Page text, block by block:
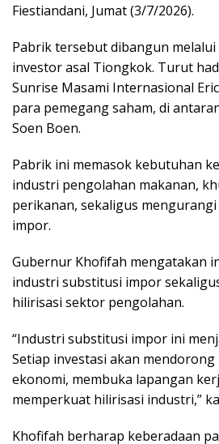
Fiestiandani, Jumat (3/7/2026).
Pabrik tersebut dibangun melalui
investor asal Tiongkok. Turut
Sunrise Masami Internasional
para pemegang saham, di
Soen Boen.
Pabrik ini memasok kebutuhan
industri pengolahan makanan,
perikanan, sekaligus
impor.
Gubernur Khofifah mengatakan
industri substitusi impor
hilirisasi sektor pengolahan.
“Industri substitusi impor ini
Setiap investasi akan
ekonomi, membuka lapangan
memperkuat hilirisasi industri,”
Khofifah berharap keberadaan